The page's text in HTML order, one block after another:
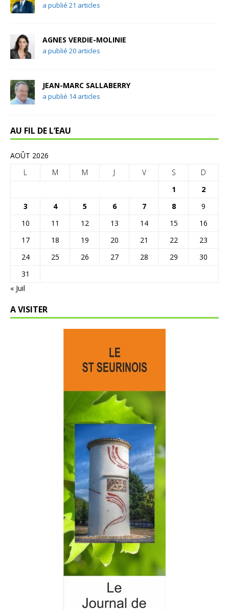
a publié 21 articles
AGNES VERDIE-MOLINIE
a publié 20 articles
JEAN-MARC SALLABERRY
a publié 14 articles
AU FIL DE L’EAU
AOÛT 2026
L
M M J V S
D
1
2
3
4 5 6 7 8
9
10
11 12 13 14 15
16
17
18 19 20 21 22
23
24
25 26 27 28 29
30
31
« Juil
A VISITER